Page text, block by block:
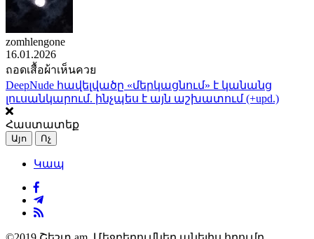
zomhlengone
16.01.2026
ถอดเสื้อผ้าเห็นควย
DeepNude հավելվածը «մերկացնում» է կանանց
լուսանկարում. ինչպես է այն աշխատում (+upd.)
Հաստատեք
Այո Ոչ
Կապ